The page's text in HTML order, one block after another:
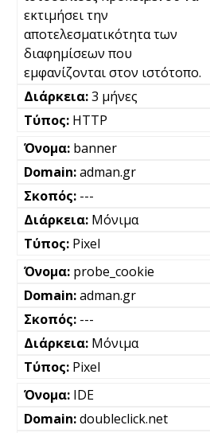
εκτιμήσει την
αποτελεσματικότητα των
διαφημίσεων που
εμφανίζονται στον ιστότοπο.
3 μήνες
HTTP
banner
adman.gr
---
Μόνιμα
Pixel
probe_cookie
adman.gr
---
Μόνιμα
Pixel
IDE
doubleclick.net